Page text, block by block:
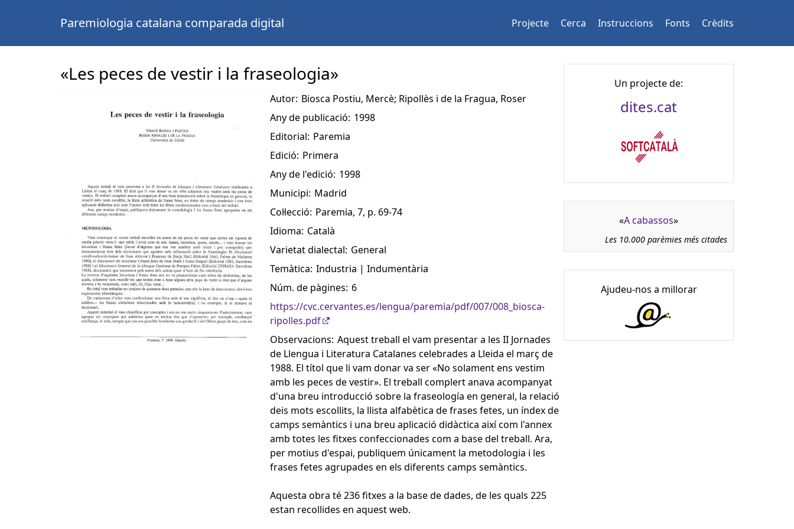
Paremiologia catalana comparada digital Projecte Cerca Instruccions Fonts Crèdits
«Les peces de vestir i la fraseologia»
Autor: Biosca Postiu, Mercè; Ripollès i de la Fragua, Roser
Any de publicació: 1998
Editorial: Paremia
Edició: Primera
Any de l'edició: 1998
Municipi: Madrid
Col·lecció: Paremia, 7, p. 69-74
Idioma: Català
Varietat dialectal: General
Temàtica: Industria | Indumentària
Núm. de pàgines: 6
https://cvc.cervantes.es/lengua/paremia/pdf/007/008_biosca-
ripolles.pdf
Observacions: Aquest treball el vam presentar a les II Jornades
de Llengua i Literatura Catalanes celebrades a Lleida el març de
1988. El títol que li vam donar va ser «No solament ens vestim
amb les peces de vestir». El treball complert anava acompanyat
d'una breu introducció sobre la fraseología en general, la relació
deis mots escollits, la llista alfabètica de frases fetes, un índex de
camps semàntics i una breu aplicació didàctica així com l'annex
amb totes les fitxes confeccionades com a base del treball. Ara,
per motius d'espai, publiquem únicament la metodologia i les
frases fetes agrupades en els diferents camps semàntics.
Aquesta obra té 236 fitxes a la base de dades, de les quals 225
estan recollides en aquest web.
Un projecte de:
dites.cat
«A cabassos»
Les 10.000 parèmies més citades
Ajudeu-nos a millorar